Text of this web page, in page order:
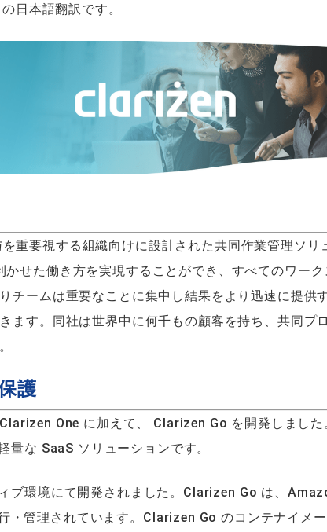
の日本語翻訳です。
重要視する組織向けに設計された共同作業管理ソリ
せた働き方を実現することができ、すべてのワーク
チームは重要なことに集中し結果をより迅速に提供
ます。同社は世界中に何千もの顧客を持ち、共同プ
護
One に加えて、 Clarizen Go を開発しました
な SaaS ソリューションです。
ブ環境にて開発されました。Clarizen Go は、
管理されています。Clarizen Go のコンテナイメ